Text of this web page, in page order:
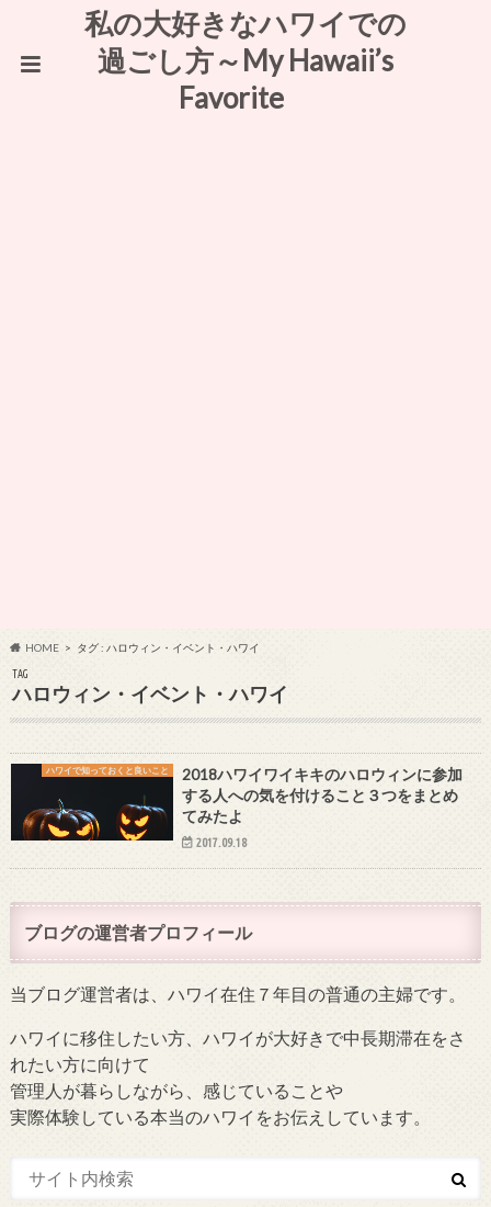
私の大好きなハワイでの
過ごし方～My Hawaii’s
Favorite
HOME タグ : ハロウィン・イベント・ハワイ
TAG
ハロウィン・イベント・ハワイ
ハワイで知っておくと良いこと
2018ハワイワイキキのハロウィンに参加
する人への気を付けること３つをまとめ
てみたよ
2017.09.18
ブログの運営者プロフィール
当ブログ運営者は、ハワイ在住７年目の普通の主婦です。
ハワイに移住したい方、ハワイが大好きで中長期滞在をさ
れたい方に向けて
管理人が暮らしながら、感じていることや
実際体験している本当のハワイをお伝えしています。